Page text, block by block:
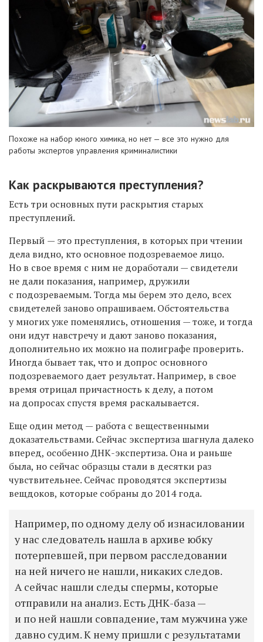
Похоже на набор юного химика, но нет — все это нужно для
работы экспертов управления криминалистики
Как раскрываются преступления?
Есть три основных пути раскрытия старых
преступлений.
Первый — это преступления, в которых при чтении
дела видно, кто основное подозреваемое лицо.
Но в свое время с ним не доработали — свидетели
не дали показания, например, дружили
с подозреваемым. Тогда мы берем это дело, всех
свидетелей заново опрашиваем. Обстоятельства
у многих уже поменялись, отношения — тоже, и тогда
они идут навстречу и дают заново показания,
дополнительно их можно на полиграфе проверить.
Иногда бывает так, что и допрос основного
подозреваемого дает результат. Например, в свое
время отрицал причастность к делу, а потом
на допросах спустя время раскалывается.
Еще один метод — работа с вещественными
доказательствами. Сейчас экспертиза шагнула далеко
вперед, особенно ДНК-экспертиза. Она и раньше
была, но сейчас образцы стали в десятки раз
чувствительнее. Сейчас проводятся экспертизы
вещдоков, которые собраны до 2014 года.
Например, по одному делу об изнасиловании
у нас следователь нашла в архиве юбку
потерпевшей, при первом расследовании
на ней ничего не нашли, никаких следов.
А сейчас нашли следы спермы, которые
отправили на анализ. Есть ДНК-база —
и по ней нашли совпадение, там мужчина уже
давно судим. К нему пришли с результатами